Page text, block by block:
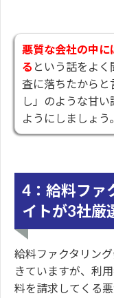
悪質な会社の中に
る という話をよ
査に落ちたからと
し」のような甘
ようにしましょう。
4：給料ファ
イトが3社厳
給料ファクタリン
きていますが、利
料を請求してくる